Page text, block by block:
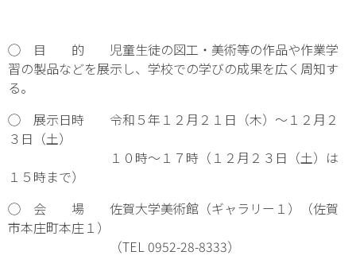
◯ 目 的 児童生徒の図工・美術等の作品や作業学
習の製品などを展示し、学校での学びの成果を広く周知す
る。
◯ 展示日時 令和５年１２月２１日（木）～１２月２
３日（土）
１０時～１７時（１２月２３日（土）は
１５時まで）
◯ 会 場 佐賀大学美術館（ギャラリー１）（佐賀
市本庄町本庄１）
（TEL 0952-28-8333）